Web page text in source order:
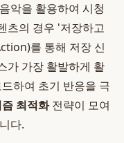
악을 활용하여 시청
츠의 경우 '저장하고
를 통해 저장 신
가 가장 활발하게 활
하여 초기 반응을 극
최적화전략이 모여
다.